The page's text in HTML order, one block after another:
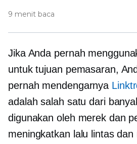
9 menit baca
Jika Anda pernah
untuk tujuan pemasaran,
pernah mendengarnya
adalah salah satu dari
digunakan oleh merek dan
meningkatkan lalu lintas